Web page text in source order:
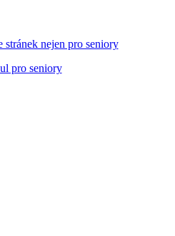
stránek nejen pro seniory